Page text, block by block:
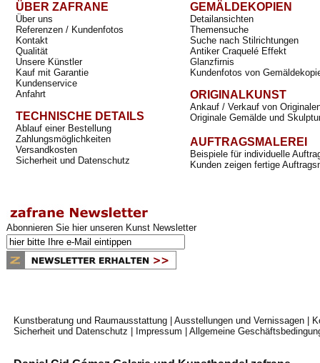
ÜBER ZAFRANE
Über uns
Referenzen / Kundenfotos
Kontakt
Qualität
Unsere Künstler
Kauf mit Garantie
Kundenservice
Anfahrt
TECHNISCHE DETAILS
Ablauf einer Bestellung
Zahlungsmöglichkeiten
Versandkosten
Sicherheit und Datenschutz
GEMÄLDEKOPIEN
Detailansichten
Themensuche
Suche nach Stilrichtungen
Antiker Craquelé Effekt
Glanzfirnis
Kundenfotos von
ORIGINALKUNST
Ankauf / Verkauf von
Originale Gemälde und
AUFTRAGSMALEREI
Beispiele für individuelle
Kunden zeigen fertige
Abonnieren Sie hier unseren Kunst Newsletter
Kunstberatung und Raumausstattung Ausstellungen und Vernissagen
Sicherheit und Datenschutz
Impressum Allgemeine